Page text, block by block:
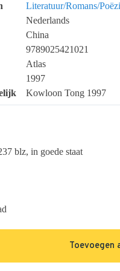
Literatuur/Romans/
Nederlands
China
9789025421021
Atlas
1997
Kowloon Tong 1997
blz, in goede staat
Toevoegen